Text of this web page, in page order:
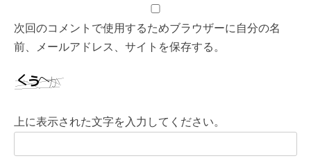
次回のコメントで使用するためブラウザーに自分の名
前、メールアドレス、サイトを保存する。
上に表示された文字を入力してください。